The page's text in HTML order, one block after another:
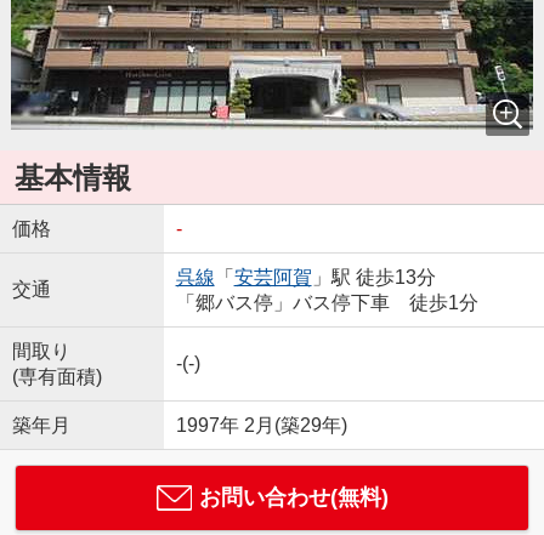
基本情報
価格 -
交通
呉線 「 安芸阿賀 」駅 徒歩13分
「郷バス停」バス停下車 徒歩1分
間取り
(専有面積)
-(-)
築年月 1997年 2月(築29年)
お問い合わせ(無料)